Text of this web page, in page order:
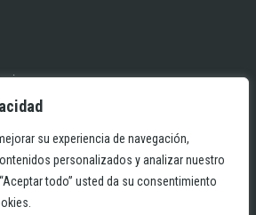
su experiencia de navegación,
personalizados y analizar nuestro
todo” usted da su consentimiento